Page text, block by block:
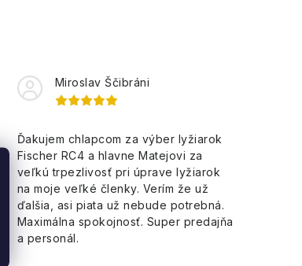
Miroslav Ščibráni
Ďakujem chlapcom za výber lyžiarok
Fischer RC4 a hlavne Matejovi za
veľkú trpezlivosť pri úprave lyžiarok
na moje veľké členky. Verím že už
ďalšia, asi piata už nebude potrebná.
Maximálna spokojnosť. Super predajňa
a personál.